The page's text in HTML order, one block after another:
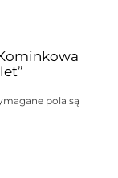
pola są